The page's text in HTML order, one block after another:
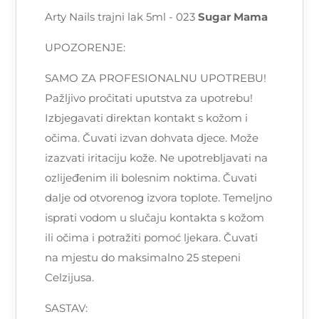
Arty Nails trajni lak 5ml - 023Sugar Mama
UPOZORENJE:
SAMO ZA PROFESIONALNU UPOTREBU!
Pažljivo pročitati uputstva za upotrebu!
Izbjegavati direktan kontakt s kožom i
očima. Čuvati izvan dohvata djece. Može
izazvati iritaciju kože. Ne upotrebljavati na
ozlijeđenim ili bolesnim noktima. Čuvati
dalje od otvorenog izvora toplote. Temeljno
isprati vodom u slučaju kontakta s kožom
ili očima i potražiti pomoć ljekara. Čuvati
na mjestu do maksimalno 25 stepeni
Celzijusa.
SASTAV: